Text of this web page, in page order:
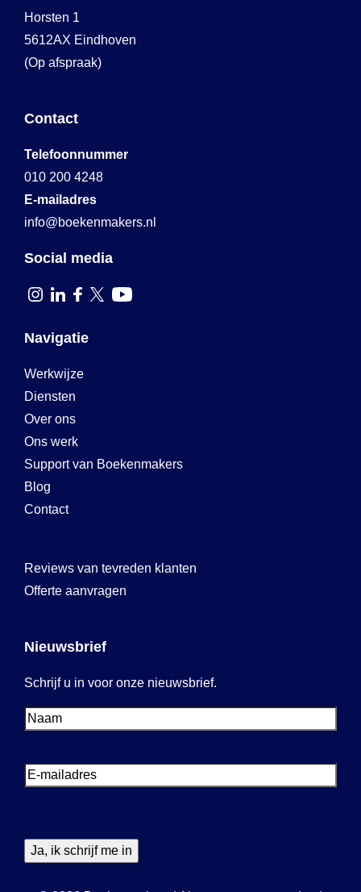
Horsten 1
5612AX Eindhoven
(Op afspraak)
Contact
Telefoonnummer
010 200 4248
E-mailadres
info@boekenmakers.nl
Social media
Navigatie
Werkwijze
Diensten
Over ons
Ons werk
Support van Boekenmakers
Blog
Contact
Reviews van tevreden klanten
Offerte aanvragen
Nieuwsbrief
Schrijf u in voor onze nieuwsbrief.
Voornaam
E-
mailadres